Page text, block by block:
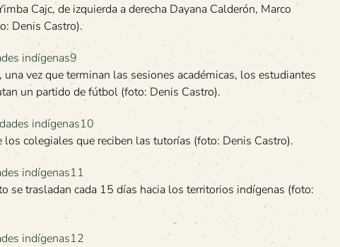
Cajc, de izquierda a derecha Dayana Calderón, Marco
Denis Castro).
vez que terminan las sesiones académicas, los estudiantes
un partido de fútbol (foto: Denis Castro).
los colegiales que reciben las tutorías (foto: Denis Castro).
se trasladan cada 15 días hacia los territorios indígenas (foto: